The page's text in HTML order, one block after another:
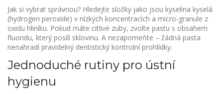
Jak si vybrat správnou? Hledejte složky jako jsou kyselina kyselá
(hydrogen peroxide) v nízkých koncentracích a micro‑granule z
oxidu hliníku. Pokud máte citlivé zuby, zvolte pastu s obsahem
fluoridu, který posílí sklovinu. A nezapomeňte – žádná pasta
nenahradí pravidelný dentistický kontrolní prohlídky.
Jednoduché rutiny pro ústní
hygienu